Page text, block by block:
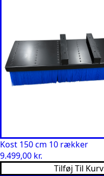
Kost 150 cm 10 rækker
9.499,00 kr.
Tilføj Til Kurv